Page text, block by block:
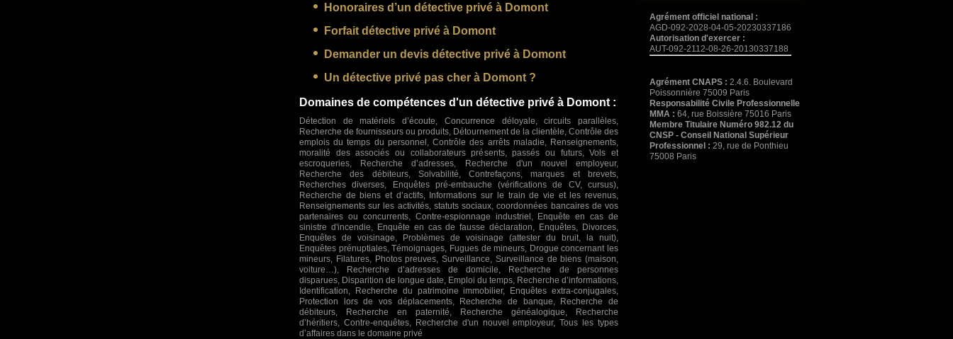
Honoraires d’un détective privé à Domont
Forfait détective privé à Domont
Demander un devis détective privé à Domont
Un détective privé pas cher à Domont ?
Domaines de compétences d'un détective privé à Domont :
Détection de matériels d’écoute, Concurrence déloyale, circuits parallèles,
Recherche de fournisseurs ou produits, Détournement de la clientèle, Contrôle des
emplois du temps du personnel, Contrôle des arrêts maladie, Renseignements,
moralité des associés ou collaborateurs présents, passés ou futurs, Vols et
escroqueries, Recherche d’adresses, Recherche d'un nouvel employeur,
Recherche des débiteurs, Solvabilité, Contrefaçons, marques et brevets,
Recherches diverses, Enquêtes pré-embauche (vérifications de CV, cursus),
Recherche de biens et d’actifs, Informations sur le train de vie et les revenus,
Renseignements sur les activités, statuts sociaux, coordonnées bancaires de vos
partenaires ou concurrents, Contre-espionnage industriel, Enquête en cas de
sinistre d'incendie, Enquête en cas de fausse déclaration, Enquêtes, Divorces,
Enquêtes de voisinage, Problèmes de voisinage (attester du bruit, la nuit),
Enquêtes prénuptiales, Témoignages, Fugues de mineurs, Drogue concernant les
mineurs, Filatures, Photos preuves, Surveillance, Surveillance de biens (maison,
voiture…), Recherche d’adresses de domicile, Recherche de personnes
disparues, Disparition de longue date, Emploi du temps, Recherche d’informations,
Identification, Recherche du patrimoine immobilier, Enquêtes extra-conjugales,
Protection lors de vos déplacements, Recherche de banque, Recherche de
débiteurs, Recherche en paternité, Recherche généalogique, Recherche
d’héritiers, Contre-enquêtes, Recherche d'un nouvel employeur, Tous les types
d’affaires dans le domaine privé
Agrément officiel national :
AGD-092-2028-04-05-20230337186
Autorisation d'exercer :
AUT-092-2112-08-26-20130337188
Agrément CNAPS : 2.4.6. Boulevard
Poissonnière 75009 Paris
Responsabilité Civile Professionnelle
MMA : 64, rue Boissière 75016 Paris
Membre Titulaire Numéro 982.12 du
CNSP - Conseil National Supérieur
Professionnel : 29, rue de Ponthieu
75008 Paris